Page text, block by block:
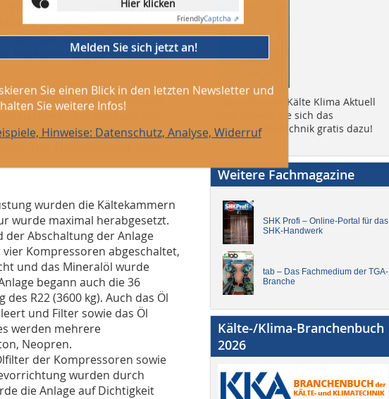
Wärmeaustauschfläche und
Luft durchblasen,
der über den Unterkühler
Pegelmessung im Abscheider
Reservepumpe die
Die Schieber sind am Anfang
zu regeln. Am Ausgang der
Flüssigkeitsabscheider
Das Flüssigkeitsvolumen
wurden die Kältekammern
wurde maximal herabgesetzt.
der Abschaltung der Anlage
Kompressoren abgeschaltet,
und das Mineralöl wurde
begann auch die 36
R22 (3600 kg). Auch das Öl
und Filter sowie das Öl
werden mehrere
Neopren.
der Kompressoren sowie
wurden durch
die Anlage auf Dichtigkeit
Melden Sie sich jetzt an!
Sie einen Blick in den letzten Newsletter und
Hinweise: Datenschutz, Analyse, WiderrufLesen Sie KKA Kälte Klima Aktuell
und sichern Sie sich das
Lexikon Kältetechnik gratis dazu!
Details
Weitere Fachmagazine
SHK Profi – Online-Portal für das
SHK-Handwerk
tab – Das Fachmedium der TGA-
Branche
Kälte-/Klima-Branchenbuch
2026